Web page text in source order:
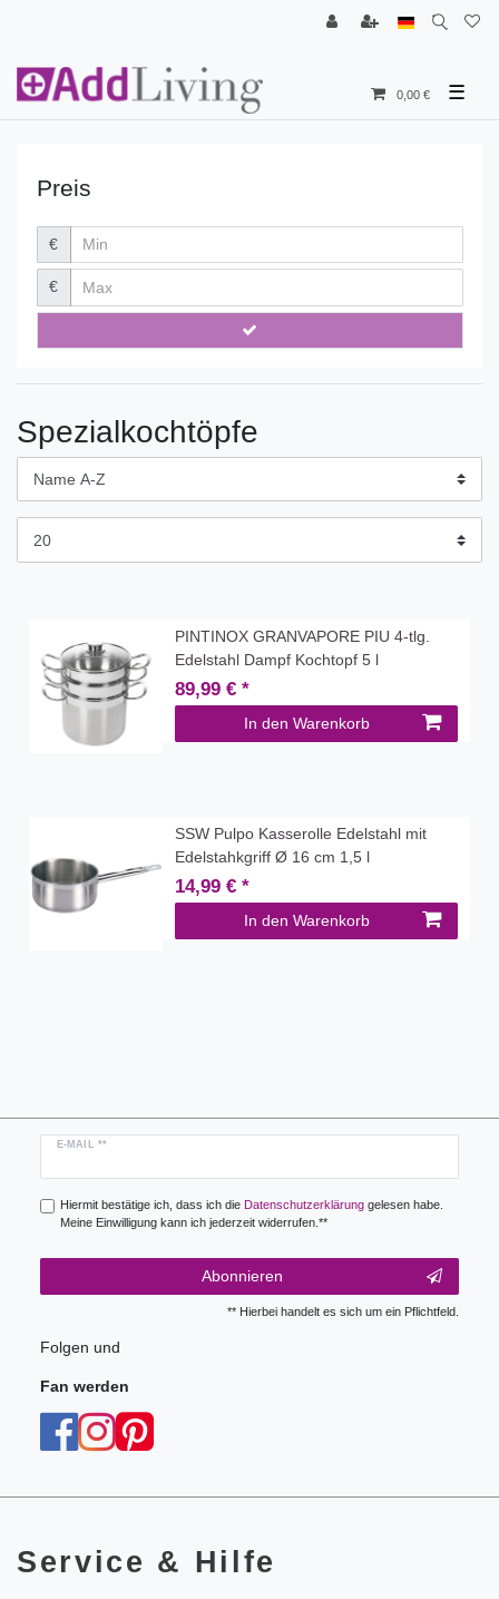
0,00 € ☰
Preis
€
€
Spezialkochtöpfe
PINTINOX GRANVAPORE PIU 4-tlg.
Edelstahl Dampf Kochtopf 5 l
89,99 € *
In den Warenkorb
SSW Pulpo Kasserolle Edelstahl mit
Edelstahkgriff Ø 16 cm 1,5 l
14,99 € *
In den Warenkorb
E-MAIL **
Newsletter
Hiermit bestätige ich, dass ich die Daten­schutz­erklärunggelesen habe.
Meine Einwilligung kann ich jederzeit widerrufen.**
Abonnieren
** Hierbei handelt es sich um ein Pflichtfeld.
Folgen und
Fan werden
Service & Hilfe